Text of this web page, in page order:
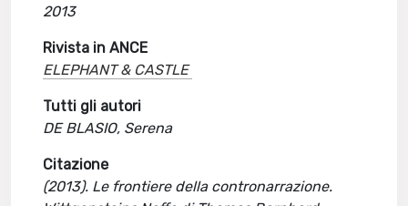
2013
Rivista in ANCE
ELEPHANT & CASTLE
Tutti gli autori
DE BLASIO, Serena
Citazione
(2013). Le frontiere della contronarrazione.